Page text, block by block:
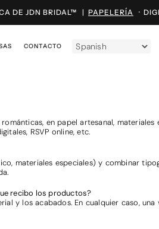
DE JDN BRIDAL™ | PAPELERÍA ·
CONTACTO
en papel artesanal,
RSVP online, etc.
materiales especiales) y combinar
recibo los productos?
y los acabados. En cualquier caso,